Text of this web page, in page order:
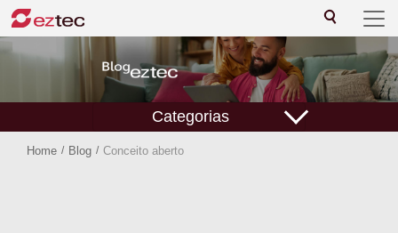
Categorias
Home / Blog / Conceito aberto